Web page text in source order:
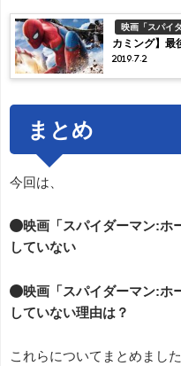
映画「スパイ
カミング】最
れている？
2019.7.2
まとめ
今回は、
●映画「スパイダーマン:ホ
していない
●映画「スパイダーマン:ホ
していない理由は？
これらについてまとめました